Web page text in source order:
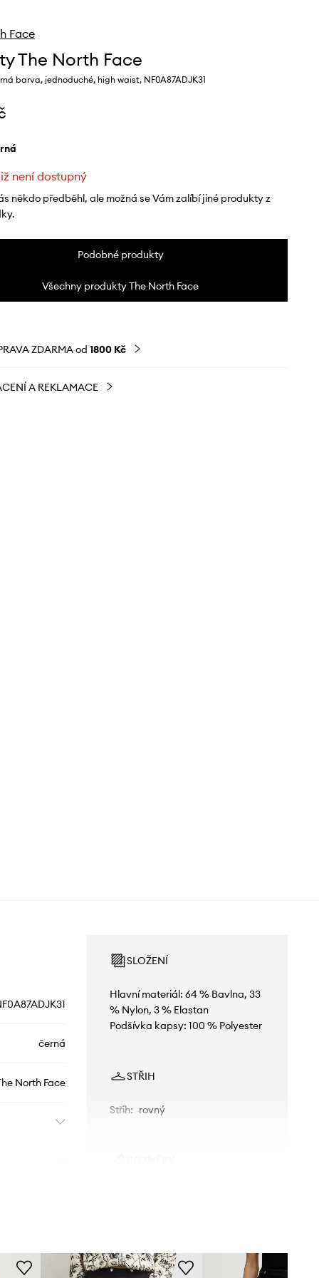
Face
The North Face
barva, jednoduché, high waist, NF0A87ADJK31
není dostupný
někdo předběhl, ale možná se Vám zalíbí jiné produkty z
Podobné produkty
Všechny produkty The North Face
ZDARMA od 1800 Kč
A REKLAMACE
černá
North Face
SLOŽENÍ
Hlavní materiál: 64 % Bavlna, 33
% Nylon, 3 % Elastan
Podšívka kapsy: 100 % Polyester
STŘIH
Střih: rovný
Doporučujeme zvolit velikost, kterou
běžně nosíte.